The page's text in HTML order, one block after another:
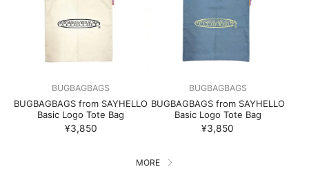
BUGBAGBAGS
BUGBAGBAGS from SAYHELLO
Basic Logo Tote Bag
¥3,850
BUGBAGBAGS
BUGBAGBAGS from SAYHELLO
Basic Logo Tote Bag
¥3,850
MORE